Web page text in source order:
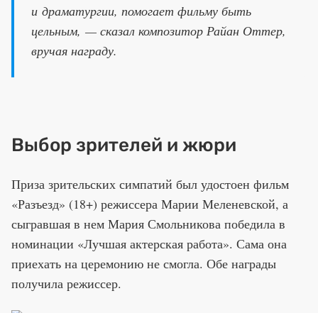
и драматургии, помогает фильму быть
цельным, — сказал композитор Райан Оттер,
вручая награду.
Выбор зрителей и жюри
Приза зрительских симпатий был удостоен фильм
«Разъезд» (18+) режиссера Марии Меленевской, а
сыгравшая в нем Мария Смольникова победила в
номинации «Лучшая актерская работа». Сама она
приехать на церемонию не смогла. Обе награды
получила режиссер.